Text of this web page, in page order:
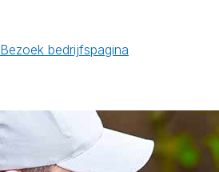
Bezoek bedrijfspagina